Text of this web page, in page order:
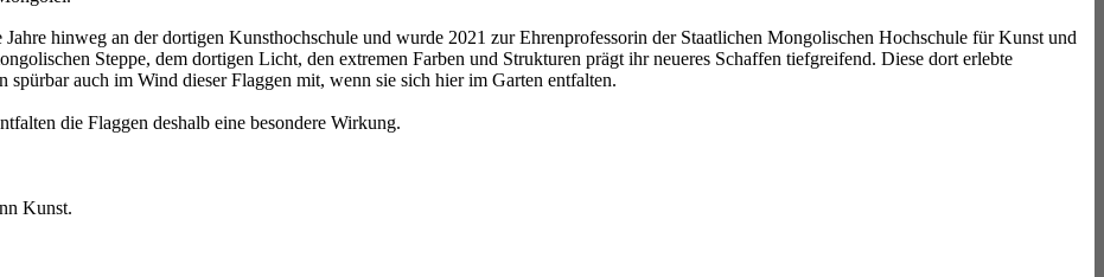
hinweg an der dortigen Kunsthochschule und wurde 2021 zur Ehrenprofessorin der Staatlichen Mongolischen Hochschule für Kunst und
Steppe, dem dortigen Licht, den extremen Farben und Strukturen prägt ihr neueres Schaffen tiefgreifend. Diese dort erlebte
auch im Wind dieser Flaggen mit, wenn sie sich hier im Garten entfalten.
die Flaggen deshalb eine besondere Wirkung.
Kunst.